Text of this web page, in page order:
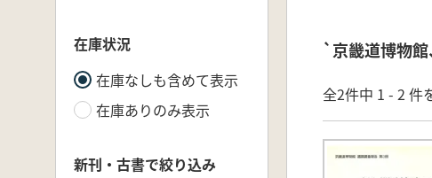
在庫状況
在庫なしも含めて表示
在庫ありのみ表示
新刊・古書で絞り込み
`京畿道博物
全2件中 1 - 2 件